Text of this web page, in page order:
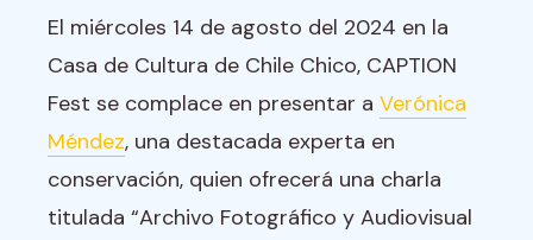
El miércoles 14 de agosto del 2024 en la
Casa de Cultura de Chile Chico, CAPTION
Fest se complace en presentar a Verónica
Méndez, una destacada experta en
conservación, quien ofrecerá una charla
titulada “Archivo Fotográfico y Audiovisual